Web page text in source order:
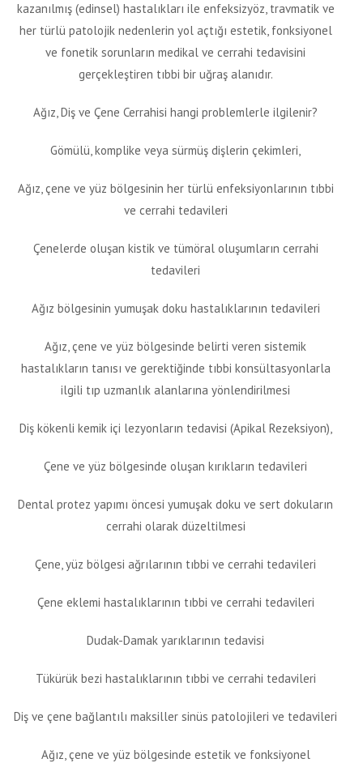
kazanılmış (edinsel) hastalıkları ile enfeksizyöz, travmatik ve
her türlü patolojik nedenlerin yol açtığı estetik, fonksiyonel
ve fonetik sorunların medikal ve cerrahi tedavisini
gerçekleştiren tıbbi bir uğraş alanıdır.
Ağız, Diş ve Çene Cerrahisi hangi problemlerle ilgilenir?
Gömülü, komplike veya sürmüş dişlerin çekimleri,
Ağız, çene ve yüz bölgesinin her türlü enfeksiyonlarının tıbbi
ve cerrahi tedavileri
Çenelerde oluşan kistik ve tümöral oluşumların cerrahi
tedavileri
Ağız bölgesinin yumuşak doku hastalıklarının tedavileri
Ağız, çene ve yüz bölgesinde belirti veren sistemik
hastalıkların tanısı ve gerektiğinde tıbbi konsültasyonlarla
ilgili tıp uzmanlık alanlarına yönlendirilmesi
Diş kökenli kemik içi lezyonların tedavisi (Apikal Rezeksiyon),
Çene ve yüz bölgesinde oluşan kırıkların tedavileri
Dental protez yapımı öncesi yumuşak doku ve sert dokuların
cerrahi olarak düzeltilmesi
Çene, yüz bölgesi ağrılarının tıbbi ve cerrahi tedavileri
Çene eklemi hastalıklarının tıbbi ve cerrahi tedavileri
Dudak-Damak yarıklarının tedavisi
Tükürük bezi hastalıklarının tıbbi ve cerrahi tedavileri
Diş ve çene bağlantılı maksiller sinüs patolojileri ve tedavileri
Ağız, çene ve yüz bölgesinde estetik ve fonksiyonel